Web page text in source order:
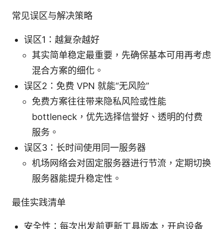
常见误区与解决策略
误区1：越复杂越好
其实简单稳定最重要，先确保基本可用再考虑
混合方案的细化。
误区2：免费 VPN 就能“无风险”
免费方案往往带来隐私风险或性能
bottleneck，优先选择信誉好、透明的付费
服务。
误区3：长时间使用同一服务器
机场网络会对固定服务器进行节流，定期切换
服务器能提升稳定性。
最佳实践清单
安全性：每次出发前更新工具版本，开启设备